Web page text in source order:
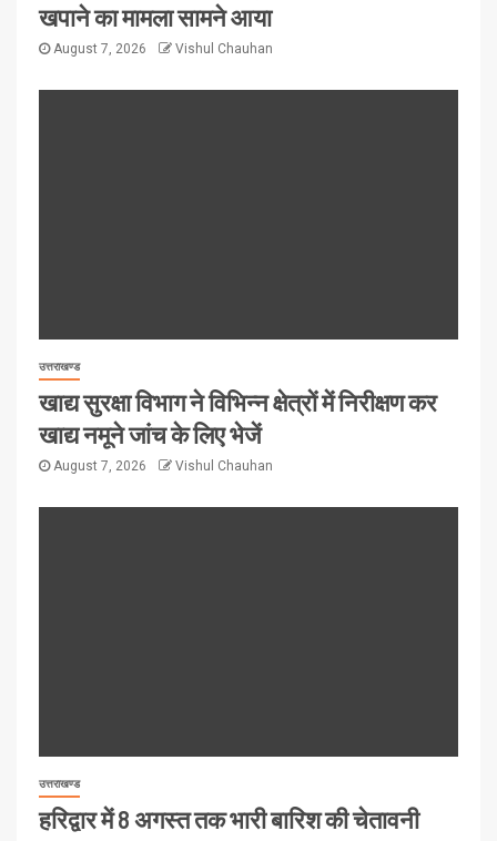
खपाने का मामला सामने आया
August 7, 2026 Vishul Chauhan
उत्तराखण्ड
खाद्य सुरक्षा विभाग ने विभिन्न क्षेत्रों में निरीक्षण कर
खाद्य नमूने जांच के लिए भेजें
August 7, 2026 Vishul Chauhan
उत्तराखण्ड
हरिद्वार में 8 अगस्त तक भारी बारिश की चेतावनी